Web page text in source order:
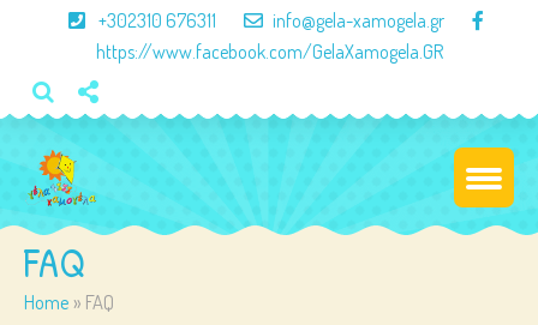
+302310 676311
info@gela-xamogela.gr
https://www.facebook.com/GelaXamogela.GR
FAQ
Home » FAQ